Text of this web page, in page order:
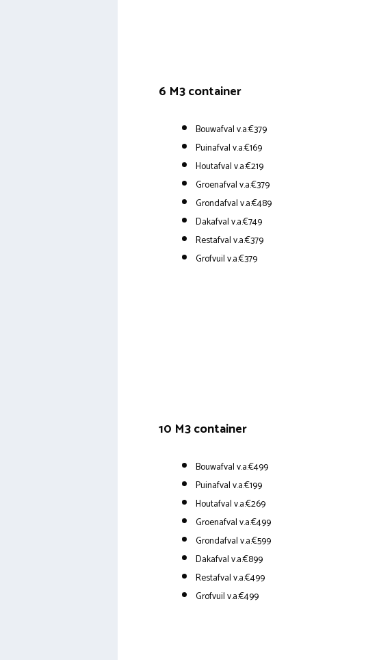
6 M3 container
Bouwafval v.a.€379
Puinafval v.a.€169
Houtafval v.a.€219
Groenafval v.a.€379
Grondafval v.a.€489
Dakafval v.a.€749
Restafval v.a.€379
Grofvuil v.a.€379
10 M3 container
Bouwafval v.a.€499
Puinafval v.a.€199
Houtafval v.a.€269
Groenafval v.a.€499
Grondafval v.a.€599
Dakafval v.a.€899
Restafval v.a.€499
Grofvuil v.a.€499